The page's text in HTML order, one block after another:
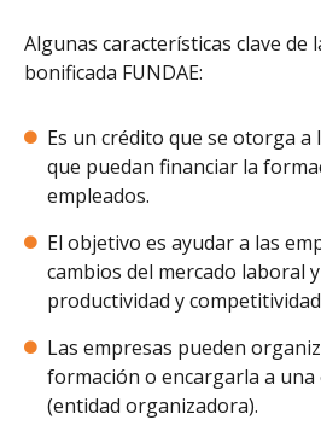
Algunas características clave de
bonificada FUNDAE:
Es un crédito que se otorga a
que puedan financiar la
empleados.
El objetivo es ayudar a las
cambios del mercado laboral
productividad y
Las empresas pueden
formación o encargarla a
(entidad organizadora).